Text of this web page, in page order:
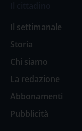
Il settimanale
Storia
Chi siamo
La redazione
Abbonamenti
Pubblicità